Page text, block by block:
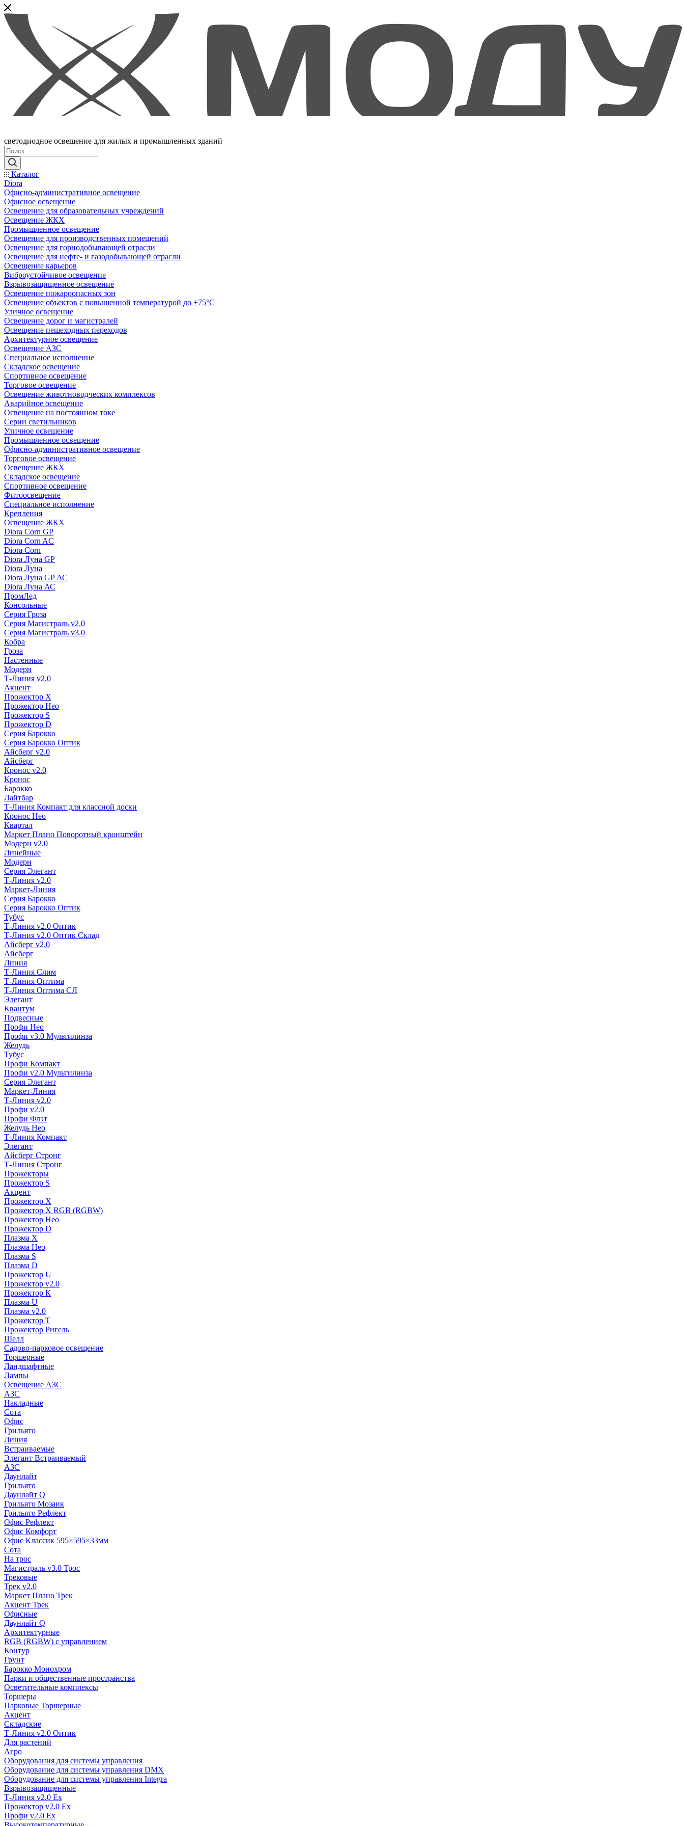
светодиодное освещение для жилых и промышленных зданий
Каталог
Diora
Офисно-административное освещение
Офисное освещение
Освещение для образовательных учреждений
Освещение ЖКХ
Промышленное освещение
Освещение для производственных помещений
Освещение для горнодобывающей отрасли
Освещение для нефте- и газодобывающей отрасли
Освещение карьеров
Виброустойчивое освещение
Взрывозащищенное освещение
Освещение пожароопасных зон
Освещение объектов с повышенной температурой до +75°C
Уличное освещение
Освещение дорог и магистралей
Освещение пешеходных переходов
Архитектурное освещение
Освещение АЗС
Специальное исполнение
Складское освещение
Спортивное освещение
Торговое освещение
Освещение животноводческих комплексов
Аварийное освещение
Освещение на постоянном токе
Серии светильников
Уличное освещение
Промышленное освещение
Офисно-административное освещение
Торговое освещение
Освещение ЖКХ
Складское освещение
Спортивное освещение
Фитоосвещение
Специальное исполнение
Крепления
Освещение ЖКХ
Diora Corn GP
Diora Corn AC
Diora Corn
Diora Луна GP
Diora Луна
Diora Луна GP АС
Diora Луна АС
ПромЛед
Консольные
Серия Гроза
Серия Магистраль v2.0
Серия Магистраль v3.0
Кобра
Гроза
Настенные
Модерн
Т-Линия v2.0
Акцент
Прожектор X
Прожектор Нео
Прожектор S
Прожектор D
Серия Барокко
Серия Барокко Оптик
Айсберг v2.0
Айсберг
Кронос v2.0
Кронос
Барокко
Лайтбар
Т-Линия Компакт для классной доски
Кронос Нео
Квартал
Маркет Плано Поворотный кронштейн
Модерн v2.0
Линейные
Модерн
Серия Элегант
Т-Линия v2.0
Маркет-Линия
Серия Барокко
Серия Барокко Оптик
Тубус
Т-Линия v2.0 Оптик
Т-Линия v2.0 Оптик Склад
Айсберг v2.0
Айсберг
Линия
Т-Линия Слим
Т-Линия Оптима
Т-Линия Оптима СЛ
Элегант
Квантум
Подвесные
Профи Нео
Профи v3.0 Мультилинза
Желудь
Тубус
Профи Компакт
Профи v2.0 Мультилинза
Серия Элегант
Маркет-Линия
Т-Линия v2.0
Профи v2.0
Профи Флэт
Желудь Нео
Т-Линия Компакт
Элегант
Айсберг Стронг
Т-Линия Стронг
Прожекторы
Прожектор S
Акцент
Прожектор X
Прожектор Х RGB (RGBW)
Прожектор Нео
Прожектор D
Плазма X
Плазма Нео
Плазма S
Плазма D
Прожектор U
Прожектор v2.0
Прожектор К
Плазма U
Плазма v2.0
Прожектор Т
Прожектор Ригель
Шелл
Садово-парковое освещение
Торшерные
Ландшафтные
Лампы
Освещение АЗС
АЗС
Накладные
Сота
Офис
Грильято
Линия
Встраиваемые
Элегант Встраиваемый
АЗС
Даунлайт
Грильято
Даунлайт Q
Грильято Мозаик
Грильято Рефлект
Офис Рефлект
Офис Комфорт
Офис Классик 595×595×33мм
Сота
На трос
Магистраль v3.0 Трос
Трековые
Трек v2.0
Маркет Плано Трек
Акцент Трек
Офисные
Даунлайт Q
Архитектурные
RGB (RGBW) с управлением
Контур
Грунт
Барокко Монохром
Парки и общественные пространства
Осветительные комплексы
Торшеры
Парковые Торшерные
Акцент
Складские
Т-Линия v2.0 Оптик
Для растений
Агро
Оборудования для системы управления
Оборудование для системы управления DMX
Оборудование для системы управления Integra
Взрывозащищенные
Т-Линия v2.0 Ex
Прожектор v2.0 Ex
Профи v2.0 Ex